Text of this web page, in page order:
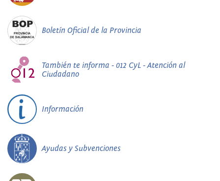
Boletín Oficial de la Provincia
También te informa - 012 CyL - Atención al
Ciudadano
Información
Ayudas y Subvenciones